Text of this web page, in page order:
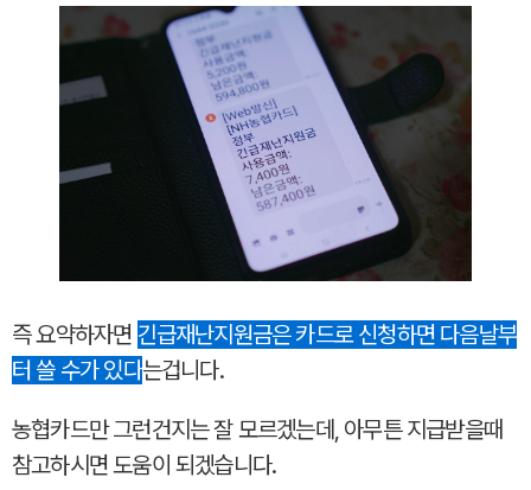
즉 요약하자면 긴급재난지원금은 카드로 신청하면 다음날부
터 쓸 수가 있다는겁니다.
농협카드만 그런건지는 잘 모르겠는데, 아무튼 지급받을때
참고하시면 도움이 되겠습니다.